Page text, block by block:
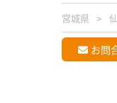
宮城県
お問